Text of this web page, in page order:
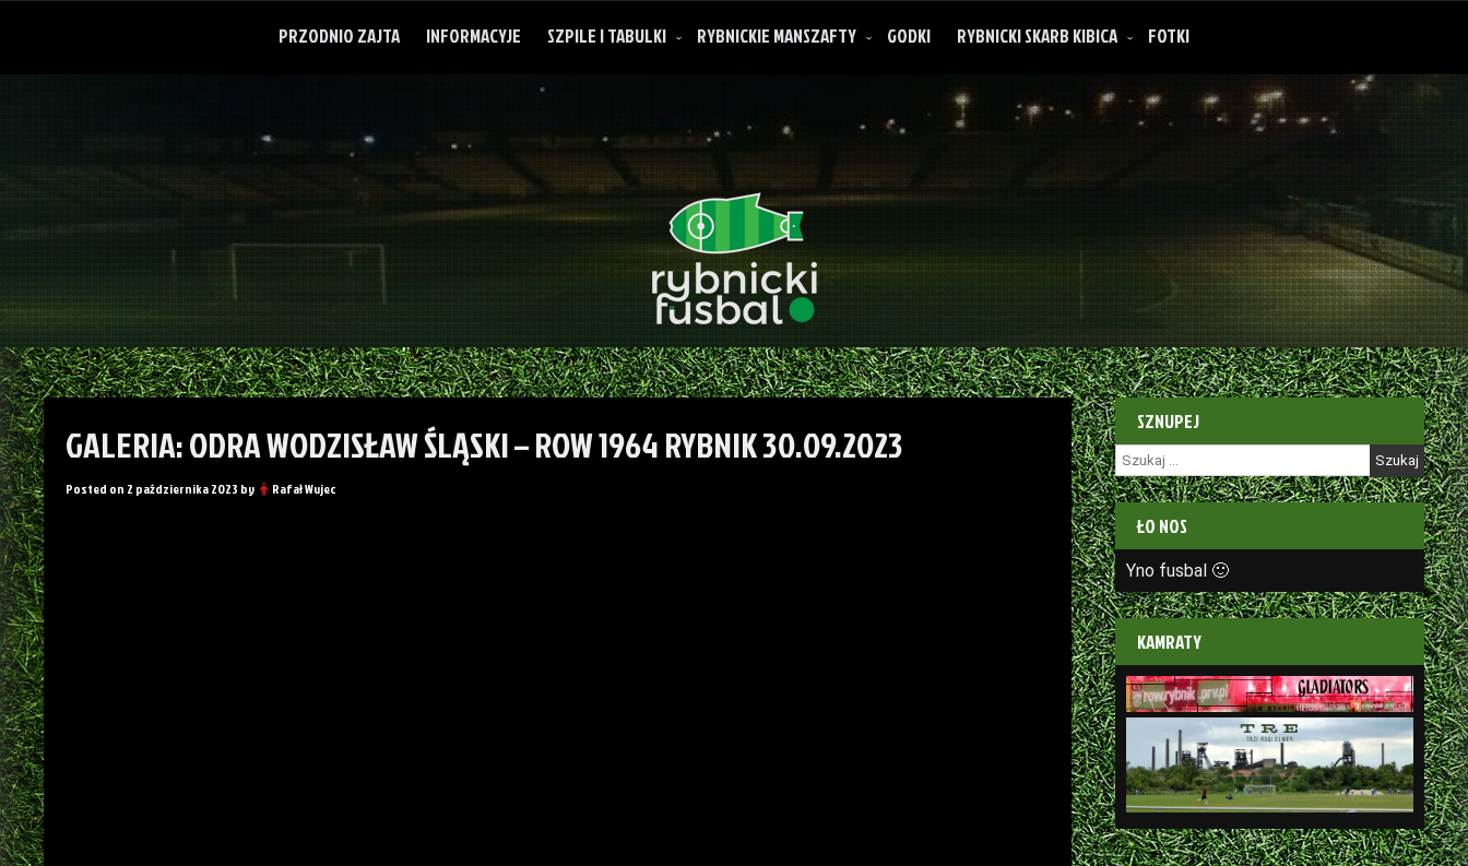
PRZODNIO ZAJTA INFORMACYJE SZPILE I TABULKI RYBNICKIE MANSZAFTY GODKI RYBNICKI SKARB KIBICA FOTKI
O rybnickich manszaftach
GALERIA: ODRA WODZISŁAW ŚLĄSKI – ROW 1964 RYBNIK 30.09.2023
Posted on 2 października 2023 by Rafał Wujec
SZNUPEJ
Szukaj:
ŁO NOS
Yno fusbal 🙂
KAMRATY